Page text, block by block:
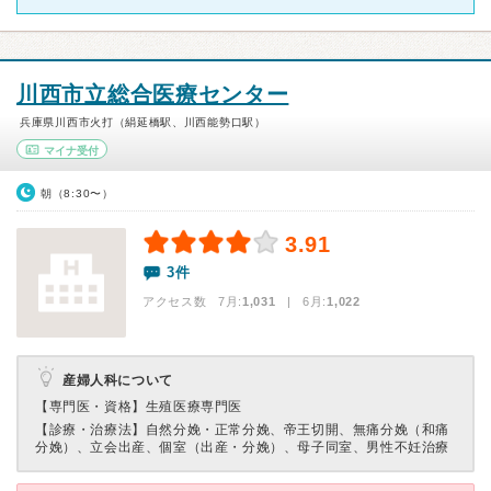
川西市立総合医療センター
兵庫県川西市火打（絹延橋駅、川西能勢口駅）
マイナ受付
朝（8:30〜）
3.91
3件
アクセス数 7月:1,031 | 6月:1,022
産婦人科について
【専門医・資格】 生殖医療専門医
【診療・治療法】 自然分娩・正常分娩、帝王切開、無痛分娩（和痛
分娩）、立会出産、個室（出産・分娩）、母子同室、男性不妊治療